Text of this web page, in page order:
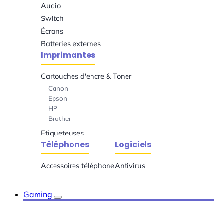
Audio
Switch
Écrans
Batteries externes
Imprimantes
Cartouches d'encre & Toner
Canon
Epson
HP
Brother
Etiqueteuses
Téléphones
Accessoires téléphone
Logiciels
Antivirus
Gaming